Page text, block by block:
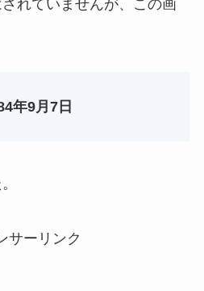
れていませんが、この画
年9月7日
サーリンク